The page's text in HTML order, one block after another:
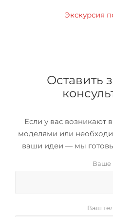
Экскурсия
Оставить
Если у вас возникают
моделями или
ваши идеи — мы
Ваше
Ваш